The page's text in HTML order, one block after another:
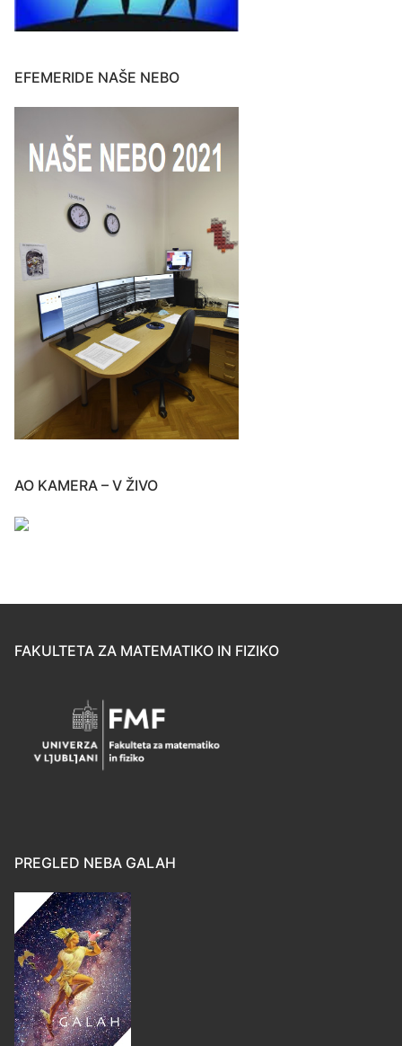
EFEMERIDE NAŠE NEBO
AO KAMERA – V ŽIVO
FAKULTETA ZA MATEMATIKO IN FIZIKO
PREGLED NEBA GALAH